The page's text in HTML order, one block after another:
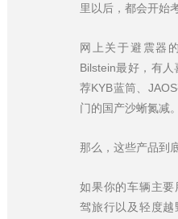
里以后，都会开始
网上关于避震器
Bilstein最好，有
荐KYB蓝筒、
门的国产沙蜥氮减。
那么，这些产品到
如果你的车辆主要
驾旅行以及轻度